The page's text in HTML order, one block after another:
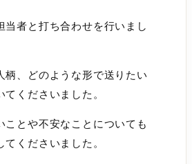
当者と打ち合わせを行いまし
柄、どのような形で送りたい
くださいました。
ことや不安なことについても
くださいました。